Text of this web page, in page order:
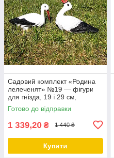
Садовий комплект «Родина
лелеченят» №19 — фігури
для гнізда, 19 і 29 см,
полістоун
Готово до відправки
1 339,20 ₴ 1 440 ₴
Купити